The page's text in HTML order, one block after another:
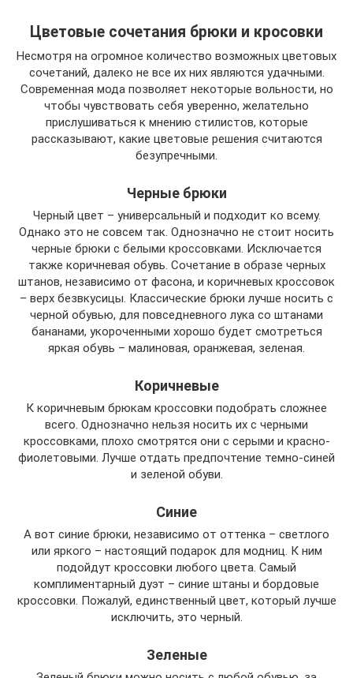
Цветовые сочетания брюки и кросовки
Несмотря на огромное количество возможных цветовых
сочетаний, далеко не все их них являются удачными.
Современная мода позволяет некоторые вольности, но
чтобы чувствовать себя уверенно, желательно
прислушиваться к мнению стилистов, которые
рассказывают, какие цветовые решения считаются
безупречными.
Черные брюки
Черный цвет – универсальный и подходит ко всему.
Однако это не совсем так. Однозначно не стоит носить
черные брюки с белыми кроссовками. Исключается
также коричневая обувь. Сочетание в образе черных
штанов, независимо от фасона, и коричневых кроссовок
– верх безвкусицы. Классические брюки лучше носить с
черной обувью, для повседневного лука со штанами
бананами, укороченными хорошо будет смотреться
яркая обувь – малиновая, оранжевая, зеленая.
Коричневые
К коричневым брюкам кроссовки подобрать сложнее
всего. Однозначно нельзя носить их с черными
кроссовками, плохо смотрятся они с серыми и красно-
фиолетовыми. Лучше отдать предпочтение темно-синей
и зеленой обуви.
Синие
А вот синие брюки, независимо от оттенка – светлого
или яркого – настоящий подарок для модниц. К ним
подойдут кроссовки любого цвета. Самый
комплиментарный дуэт – синие штаны и бордовые
кроссовки. Пожалуй, единственный цвет, который лучше
исключить, это черный.
Зеленые